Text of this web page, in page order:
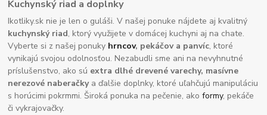
Kuchynský riad a doplnky
Ikotliky.sk nie je len o guláši. V našej ponuke nájdete aj kvalitný
kuchynský riad, ktorý využijete v domácej kuchyni aj na chate.
Vyberte si z našej ponuky hrncov, pekáčov a panvíc, ktoré
vynikajú svojou odolnosťou. Nezabudli sme ani na nevyhnutné
príslušenstvo, ako sú extra dlhé drevené varechy, masívne
nerezové naberačkya ďalšie doplnky, ktoré uľahčujú manipuláciu
s horúcimi pokrmmi. Široká ponuka na pečenie, akoformy, pekáče
či vykrajovačky.